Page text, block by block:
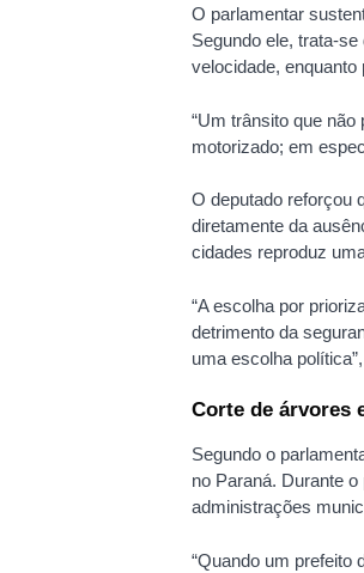
O parlamentar
Segundo ele, trata-
velocidade,
“Um trânsito que
motorizado; em
O deputado reforçou
diretamente da
cidades reproduz
“A escolha por
detrimento da
uma escolha
Corte de árvores
Segundo o
no Paraná. Durante
administrações
“Quando um prefeito